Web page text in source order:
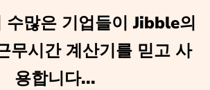
수많은 기업들이 Jibble의
무시간 계산기를 믿고 사
용합니다...